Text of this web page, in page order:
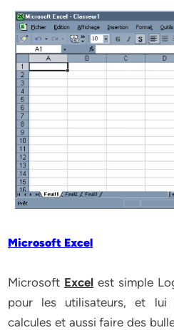
Microsoft Excel
Microsoft Excel est simple
pour les utilisateurs, et lui
calcules et aussi faire des